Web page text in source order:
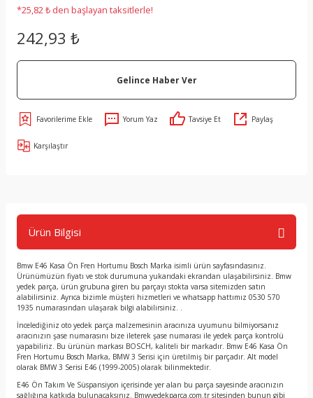
*25,82 ₺ den başlayan taksitlerle!
242,93 ₺
Gelince Haber Ver
Yorum Yaz Tavsiye Et Paylaş
Karşılaştır
Ürün Bilgisi
Bmw E46 Kasa Ön Fren Hortumu Bosch Marka isimli ürün sayfasındasınız.
Ürünümüzün fiyatı ve stok durumuna yukarıdaki ekrandan ulaşabilirsiniz. Bmw
yedek parça, ürün grubuna giren bu parçayı stokta varsa sitemizden satın
alabilirsiniz. Ayrıca bizimle müşteri hizmetleri ve whatsapp hattımız 0530 570
1935 numarasından ulaşarak bilgi alabilirsiniz. .
İncelediğiniz oto yedek parça malzemesinin aracınıza uyumunu bilmiyorsanız
aracınızın şase numarasını bize ileterek şase numarası ile yedek parça kontrolü
yapabiliriz. Bu ürünün markası BOSCH, kaliteli bir markadır. Bmw E46 Kasa Ön
Fren Hortumu Bosch Marka, BMW 3 Serisi için üretilmiş bir parçadır. Alt model
olarak BMW 3 Serisi E46 (1999-2005) olarak bilinmektedir.
E46 Ön Takım Ve Süspansiyon içerisinde yer alan bu parça sayesinde aracınızın
sağlığına katkıda bulunacaksınız. Bmwyedekparca.com.tr sitesinden bunun gibi